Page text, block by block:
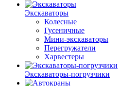
Экскаваторы
Колесные
Гусеничные
Мини-экскаваторы
Перегружатели
Харвестеры
Экскаваторы-погрузчики